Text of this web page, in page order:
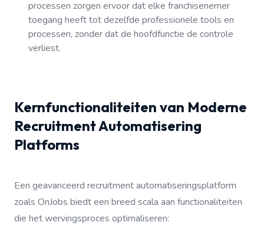
processen zorgen ervoor dat elke franchisenemer
toegang heeft tot dezelfde professionele tools en
processen, zonder dat de hoofdfunctie de controle
verliest.
Kernfunctionaliteiten van Moderne
Recruitment Automatisering
Platforms
Een geavanceerd recruitment automatiseringsplatform
zoals OnJobs biedt een breed scala aan functionaliteiten
die het wervingsproces optimaliseren: